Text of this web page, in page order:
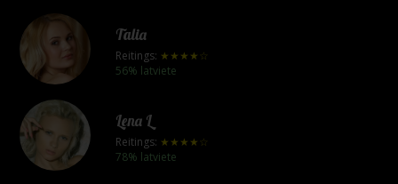
Talia
Reitings: ★★★★☆
56% latviete
Lena L
Reitings: ★★★★☆
78% latviete